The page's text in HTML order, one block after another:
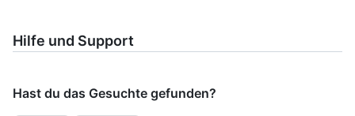
Hilfe und Support
Hast du das Gesuchte gefunden?